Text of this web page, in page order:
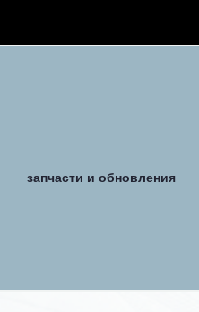
запчасти и обновления